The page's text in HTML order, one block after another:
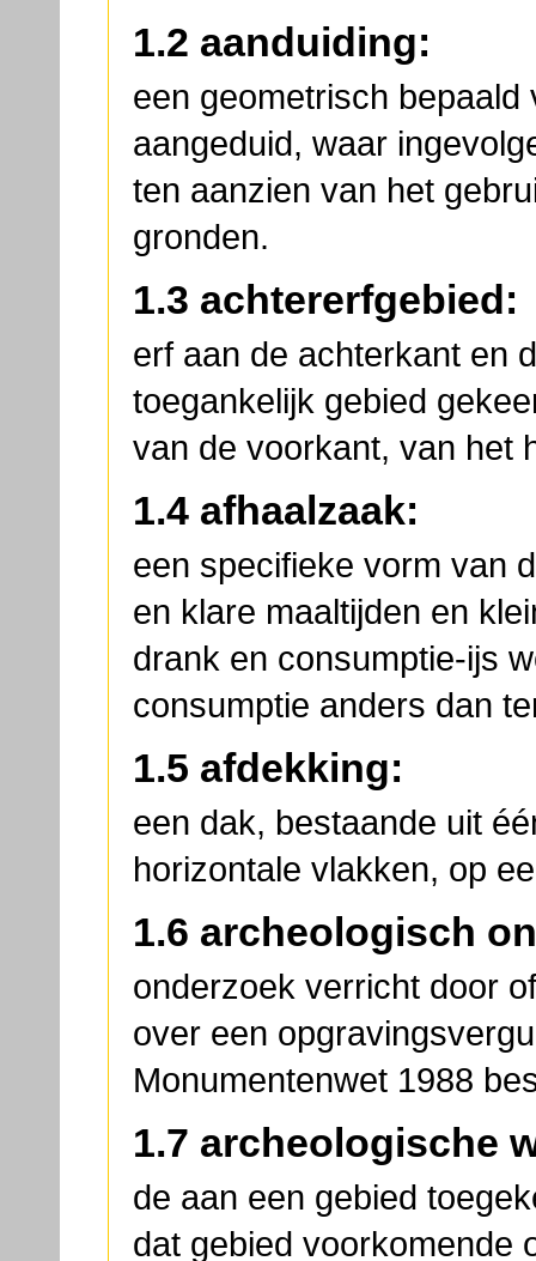
1.2 aanduiding:
een geometrisch
aangeduid, waar
ten aanzien van het
gronden.
1.3 achtererfgebied:
erf aan de achterkant en
toegankelijk gebied
van de voorkant, van het
1.4 afhaalzaak:
een specifieke vorm van
en klare maaltijden en
drank en consumptie-ijs
consumptie anders dan
1.5 afdekking:
een dak, bestaande uit
horizontale vlakken, op
1.6 archeologisch
onderzoek verricht door
over een
Monumentenwet 1988
1.7 archeologische
de aan een gebied
dat gebied voorkomende